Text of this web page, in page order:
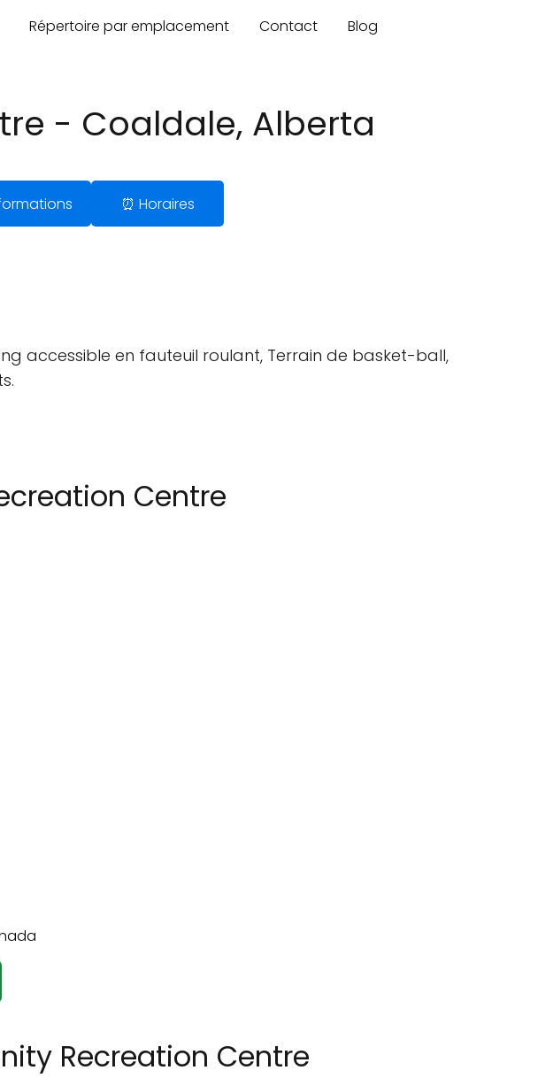
Répertoire par emplacement Contact Blog
- Coaldale, Alberta
⏰ Horaires
accessible en fauteuil roulant, Terrain de basket-ball,
Centre
Recreation Centre